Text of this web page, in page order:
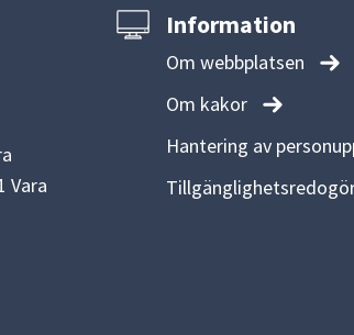
Vara
Information
Om webbplatsen
Om kakor
Hantering av